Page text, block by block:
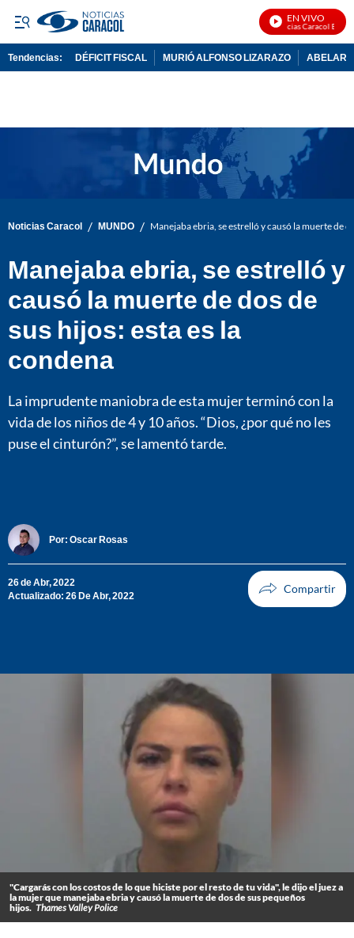
EN VIVO
Noticias Caracol En Vivo
Tendencias: DÉFICIT FISCAL MURIÓ ALFONSO LIZARAZO
Noticias Caracol / MUNDO / Manejaba ebria, se estrelló y causó la muerte de
Manejaba ebria, se estrelló y
causó la muerte de dos de
sus hijos: esta es la
condena
La imprudente maniobra de esta mujer terminó con la
vida de los niños de 4 y 10 años. “Dios, ¿por qué no les
puse el cinturón?”, se lamentó tarde.
Por: Oscar Rosas
26 de Abr, 2022
Actualizado: 26 De Abr, 2022
"Cargarás con los costos de lo que hiciste por el resto de tu vida", le dijo el juez a
la mujer que manejaba ebria y causó la muerte de dos de sus pequeños
hijos. Thames Valley Police